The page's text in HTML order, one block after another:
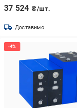
37 524 ₴/шт.
Доставимо